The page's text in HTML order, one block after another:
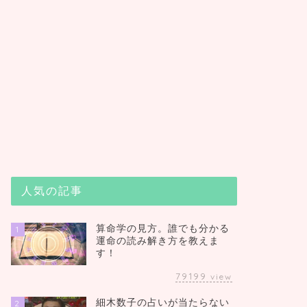
人気の記事
1
算命学の見方。誰でも分かる
運命の読み解き方を教えま
す！
79199 view
2 細木数子の占いが当たらない